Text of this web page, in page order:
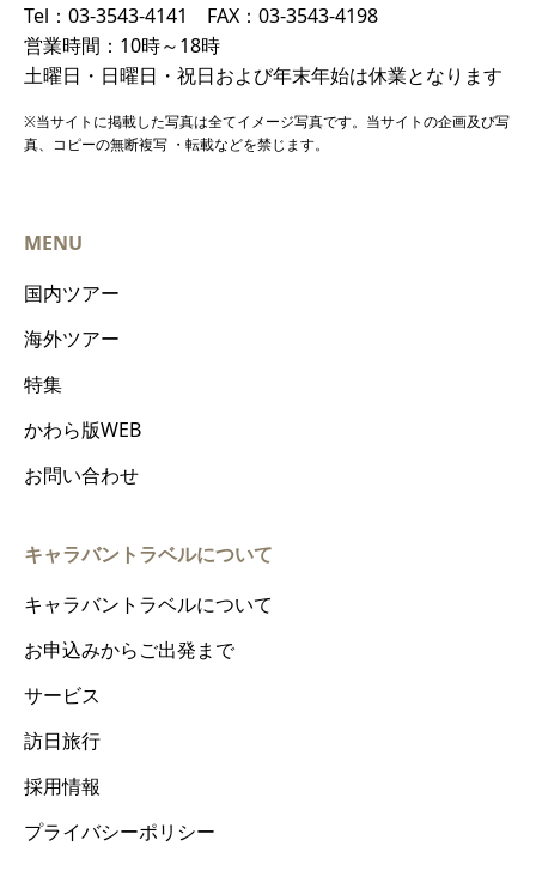
Tel：03-3543-4141 FAX：03-3543-4198
営業時間：10時～18時
土曜日・日曜日・祝日および年末年始は休業となります
※当サイトに掲載した写真は全てイメージ写真です。当サイトの企画及び写
真、コピーの無断複写 ・転載などを禁じます。
MENU
国内ツアー
海外ツアー
特集
かわら版WEB
お問い合わせ
キャラバントラベルについて
キャラバントラベルについて
お申込みからご出発まで
サービス
訪日旅行
採用情報
プライバシーポリシー